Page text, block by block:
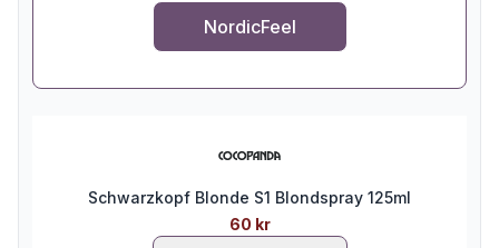
NordicFeel
Schwarzkopf Blonde S1 Blondspray 125ml
60 kr